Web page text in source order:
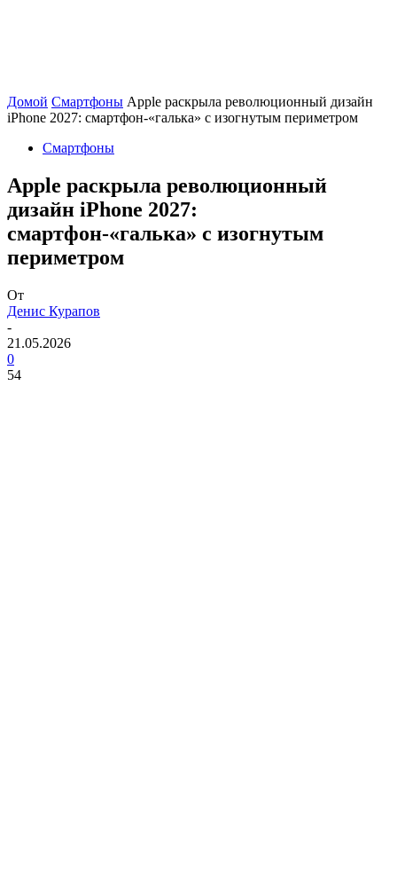
Домой Смартфоны Apple раскрыла революционный дизайн
iPhone 2027: смартфон-«галька» с изогнутым периметром
Смартфоны
Apple раскрыла революционный
дизайн iPhone 2027:
смартфон-«галька» с изогнутым
периметром
От
Денис Курапов
-
21.05.2026
0
54